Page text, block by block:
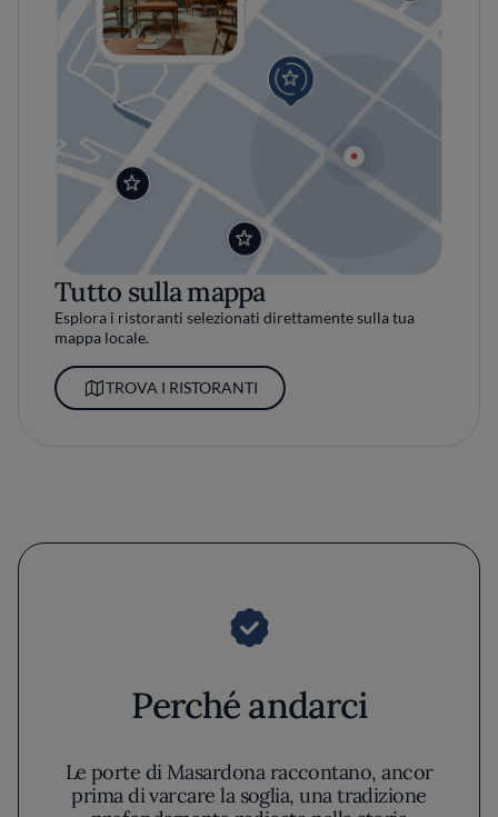
Tutto sulla mappa
Esplora i ristoranti selezionati direttamente sulla tua
mappa locale.
TROVA I RISTORANTI
Perché andarci
Le porte di Masardona raccontano, ancor
prima di varcare la soglia, una tradizione